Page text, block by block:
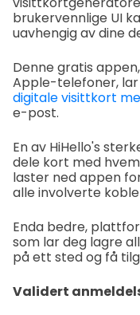
brukervennlige UI
uavhengig av dine
Denne gratis
Apple-telefoner,
digitale visittkort
e-post.
En av HiHello's
dele kort med
laster ned appen
alle involverte
Enda bedre,
som lar deg lagre
på ett sted og få
Validert